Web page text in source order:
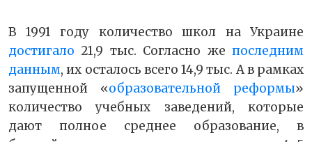
В 1991 году количество школ на Украине
достигало 21,9 тыс. Согласно же последним
данным, их осталось всего 14,9 тыс. А в рамках
запущенной «образовательной реформы»
количество учебных заведений, которые
дают полное среднее образование, в